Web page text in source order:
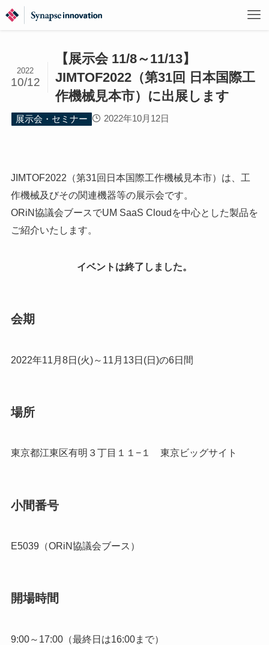
【展示会 11/8～11/13】
JIMTOF2022（第31回 日本国際工
作機械見本市）に出展します
2022
10/12
展示会・セミナー 2022年10月12日
JIMTOF2022（第31回日本国際工作機械見本市）は、工
作機械及びその関連機器等の展示会です。
ORiN協議会ブースでUM SaaS Cloudを中心とした製品を
ご紹介いたします。
イベントは終了しました。
会期
2022年11月8日(火)～11月13日(日)の6日間
場所
東京都江東区有明３丁目１１−１ 東京ビッグサイト
小間番号
E5039（ORiN協議会ブース）
開場時間
9:00～17:00（最終日は16:00まで）